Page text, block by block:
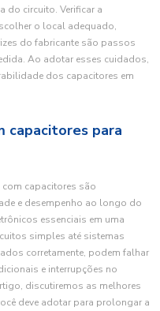
do circuito. Verificar a
o local adequado,
do fabricante são passos
Ao adotar esses cuidados,
dos capacitores em
capacitores para
capacitores são
e desempenho ao longo do
essenciais em uma
simples até sistemas
corretamente, podem falhar
e interrupções no
discutiremos as melhores
deve adotar para prolongar a